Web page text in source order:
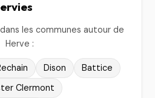
les communes autour de
Herve :
Dison
Battice
Clermont